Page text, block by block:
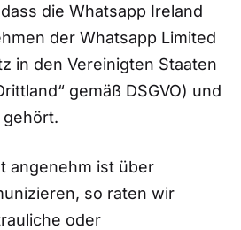
die Whatsapp Ireland
der Whatsapp Limited
in den Vereinigten Staaten
gemäß DSGVO) und
angenehm ist über
so raten wir
oder